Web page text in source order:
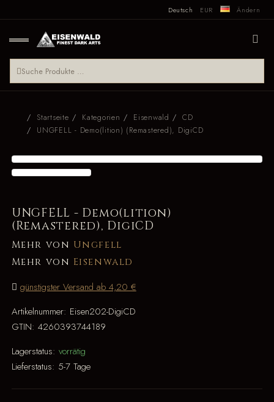
Deutsch EUR Ändern
Startseite Kategorien Eisenwald
CD
UNGFELL - Demo(lition) (Remastered), DigiCD
UNGFELL - Demo(lition)
(Remastered), DigiCD
Mehr von Ungfell
Mehr von Eisenwald
günstigster Versand ab 4,20 €
Artikelnummer: Eisen202-DigiCD
GTIN: 4260393744189
Lagerstatus: vorrätig
Lieferstatus: 5-7 Tage